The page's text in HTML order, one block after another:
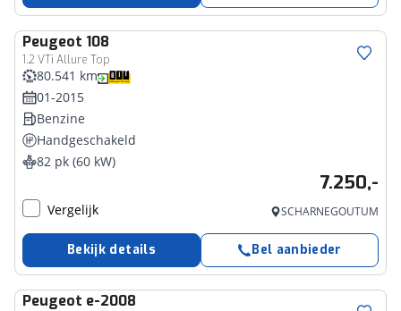
Peugeot 108
1.2 VTi Allure Top
80.541 km
01-2015
Benzine
Handgeschakeld
82 pk (60 kW)
7.250,-
Vergelijk SCHARNEGOUTUM
Bekijk details Bel aanbieder
Peugeot e-2008